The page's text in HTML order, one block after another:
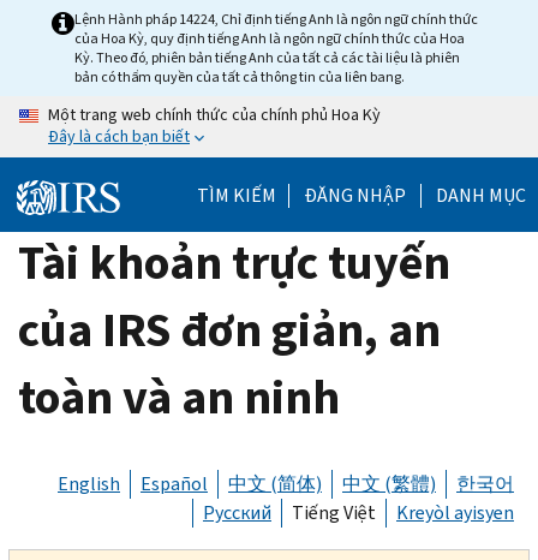
Lệnh Hành pháp 14224, Chỉ định tiếng Anh là ngôn ngữ chính thức
của Hoa Kỳ, quy định tiếng Anh là ngôn ngữ chính thức của Hoa
Kỳ. Theo đó, phiên bản tiếng Anh của tất cả các tài liệu là phiên
bản có thẩm quyền của tất cả thông tin của liên bang.
Một trang web chính thức của chính phủ Hoa Kỳ
Đây là cách bạn biết
TÌM KIẾM ĐĂNG NHẬP DANH MỤC
Tài khoản trực tuyến
của IRS đơn giản, an
toàn và an ninh
English Español 中文 (简体) 中文 (繁體)
한국어
Русский
Tiếng Việt Kreyòl ayisyen